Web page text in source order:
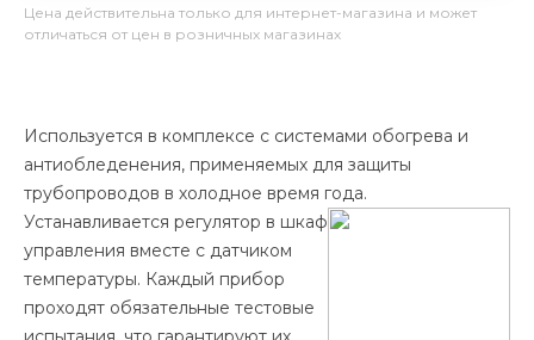
Цена действительна только для интернет-магазина и может
отличаться от цен в розничных магазинах
Используется в комплексе с системами обогрева и
антиобледенения, применяемых для защиты
трубопроводов в холодное время года.
Устанавливается регулятор в шкаф
управления вместе с датчиком
температуры. Каждый прибор
проходят обязательные тестовые